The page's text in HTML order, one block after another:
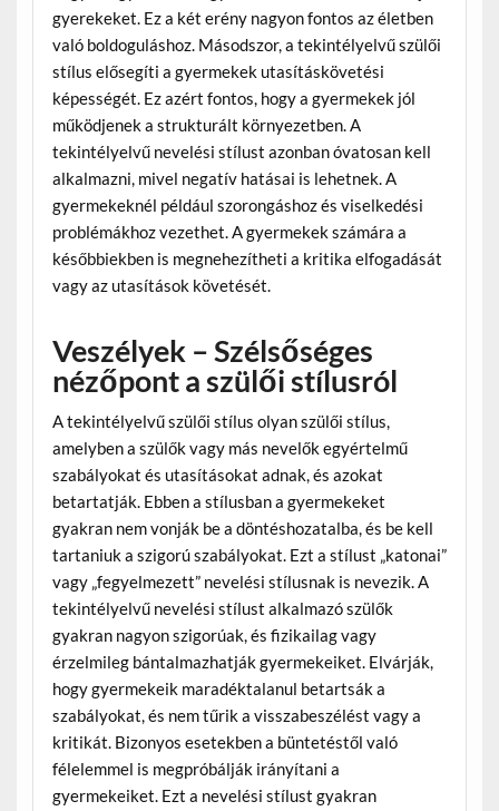
gyerekeket. Ez a két erény nagyon fontos az életben
való boldoguláshoz. Másodszor, a tekintélyelvű szülői
stílus elősegíti a gyermekek utasításkövetési
képességét. Ez azért fontos, hogy a gyermekek jól
működjenek a strukturált környezetben. A
tekintélyelvű nevelési stílust azonban óvatosan kell
alkalmazni, mivel negatív hatásai is lehetnek. A
gyermekeknél például szorongáshoz és viselkedési
problémákhoz vezethet. A gyermekek számára a
későbbiekben is megnehezítheti a kritika elfogadását
vagy az utasítások követését.
Veszélyek – Szélsőséges
nézőpont a szülői stílusról
A tekintélyelvű szülői stílus olyan szülői stílus,
amelyben a szülők vagy más nevelők egyértelmű
szabályokat és utasításokat adnak, és azokat
betartatják. Ebben a stílusban a gyermekeket
gyakran nem vonják be a döntéshozatalba, és be kell
tartaniuk a szigorú szabályokat. Ezt a stílust „katonai”
vagy „fegyelmezett” nevelési stílusnak is nevezik. A
tekintélyelvű nevelési stílust alkalmazó szülők
gyakran nagyon szigorúak, és fizikailag vagy
érzelmileg bántalmazhatják gyermekeiket. Elvárják,
hogy gyermekeik maradéktalanul betartsák a
szabályokat, és nem tűrik a visszabeszélést vagy a
kritikát. Bizonyos esetekben a büntetéstől való
félelemmel is megpróbálják irányítani a
gyermekeiket. Ezt a nevelési stílust gyakran